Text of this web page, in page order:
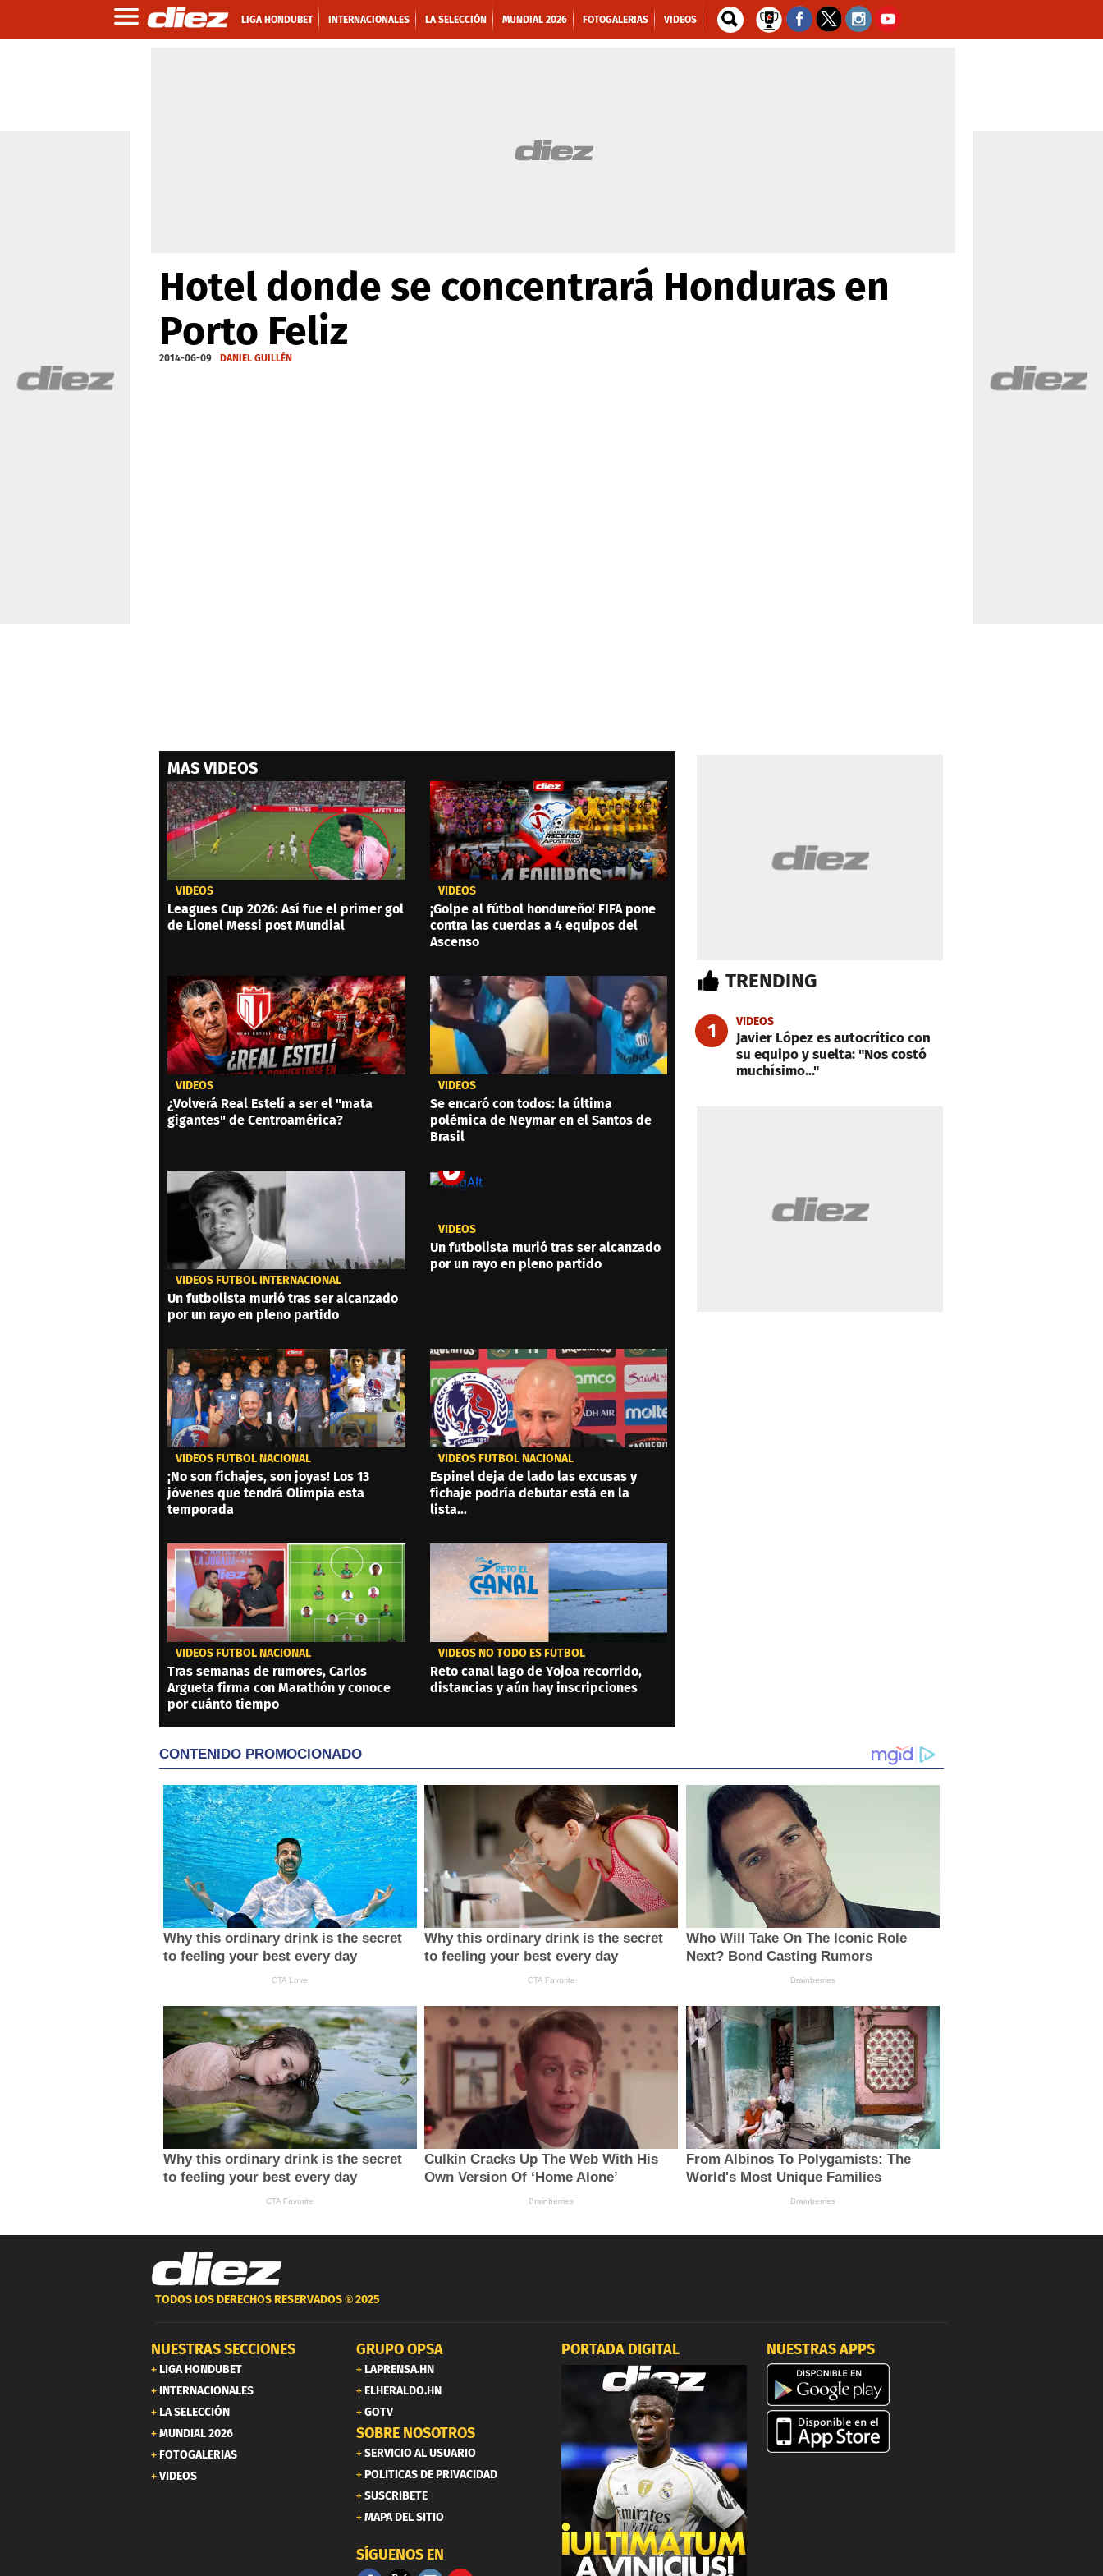
LIGA HONDUBET INTERNACIONALES LA SELECCIÓN MUNDIAL 2026 FOTOGALERIAS VIDEOS
Hotel donde se concentrará Honduras en
Porto Feliz
2014-06-09 DANIEL GUILLÉN
MAS VIDEOS
VIDEOS
Leagues Cup 2026: Así fue el primer gol
de Lionel Messi post Mundial
VIDEOS
¡Golpe al fútbol hondureño! FIFA pone
contra las cuerdas a 4 equipos del
Ascenso
VIDEOS
¿Volverá Real Estelí a ser el "mata
gigantes" de Centroamérica?
VIDEOS
Se encaró con todos: la última
polémica de Neymar en el Santos de
Brasil
VIDEOS FÚTBOL INTERNACIONAL
Un futbolista murió tras ser alcanzado
por un rayo en pleno partido
VIDEOS
Un futbolista murió tras ser alcanzado
por un rayo en pleno partido
VIDEOS FÚTBOL NACIONAL
¡No son fichajes, son joyas! Los 13
jóvenes que tendrá Olimpia esta
temporada
VIDEOS FÚTBOL NACIONAL
Espinel deja de lado las excusas y
fichaje podría debutar está en la
lista...
VIDEOS FÚTBOL NACIONAL
Tras semanas de rumores, Carlos
Argueta firma con Marathón y conoce
por cuánto tiempo
VIDEOS NO TODO ES FÚTBOL
Reto canal lago de Yojoa recorrido,
distancias y aún hay inscripciones
TRENDING
1 VIDEOS
Javier López es autocrítico con
su equipo y suelta: "Nos costó
muchísimo..."
TODOS LOS DERECHOS RESERVADOS ®2025
NUESTRAS SECCIONES
LIGA HONDUBET
INTERNACIONALES
LA SELECCIÓN
MUNDIAL 2026
FOTOGALERIAS
VIDEOS
GRUPO OPSA
LAPRENSA.HN
ELHERALDO.HN
GOTV
SOBRE NOSOTROS
SERVICIO AL USUARIO
POLITICAS DE PRIVACIDAD
SUSCRIBETE
MAPA DEL SITIO
SÍGUENOS EN
PORTADA DIGITAL NUESTRAS APPS